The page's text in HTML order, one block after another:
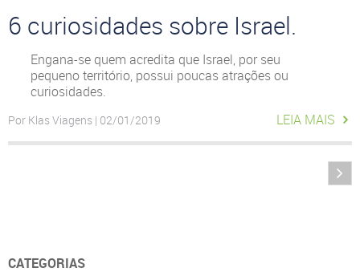
6 curiosidades sobre Israel.
Engana-se quem acredita que Israel, por seu
pequeno território, possui poucas atrações ou
curiosidades.
Por Klas Viagens | 02/01/2019 LEIA MAIS
CATEGORIAS